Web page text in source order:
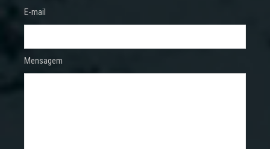
E-mail
Mensagem